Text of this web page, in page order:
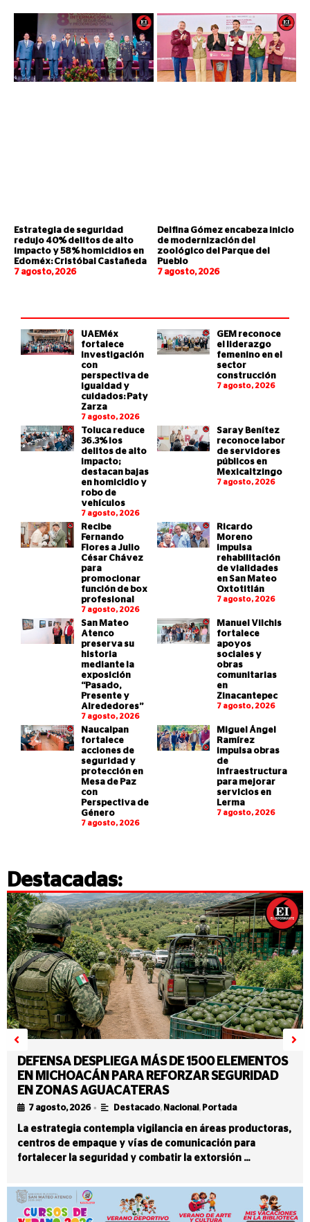
Estrategia de seguridad
redujo 40% delitos de alto
impacto y 58% homicidios en
Edoméx: Cristóbal Castañeda
7 agosto, 2026
Delfina Gómez encabeza inicio
de modernización del
zoológico del Parque del
Pueblo
7 agosto, 2026
UAEMéx
fortalece
investigación
con
perspectiva de
igualdad y
cuidados: Paty
Zarza
7 agosto, 2026
GEM reconoce
el liderazgo
femenino en el
sector
construcción
7 agosto, 2026
Toluca reduce
36.3% los
delitos de alto
impacto;
destacan bajas
en homicidio y
robo de
vehículos
7 agosto, 2026
Saray Benítez
reconoce labor
de servidores
públicos en
Mexicaltzingo
7 agosto, 2026
Recibe
Fernando
Flores a Julio
César Chávez
para
promocionar
función de box
profesional
7 agosto, 2026
Ricardo
Moreno
impulsa
rehabilitación
de vialidades
en San Mateo
Oxtotitlán
7 agosto, 2026
San Mateo
Atenco
preserva su
historia
mediante la
exposición
“Pasado,
Presente y
Alrededores”
7 agosto, 2026
Manuel Vilchis
fortalece
apoyos
sociales y
obras
comunitarias
en
Zinacantepec
7 agosto, 2026
Naucalpan
fortalece
acciones de
seguridad y
protección en
Mesa de Paz
con
Perspectiva de
Género
7 agosto, 2026
Miguel Ángel
Ramírez
impulsa obras
de
infraestructura
para mejorar
servicios en
Lerma
7 agosto, 2026
Destacadas:
DEFENSA DESPLIEGA MÁS DE 1500 ELEMENTOS
EN MICHOACÁN PARA REFORZAR SEGURIDAD
EN ZONAS AGUACATERAS
7 agosto, 2026 • Destacado, Nacional , Portada
La estrategia contempla vigilancia en áreas productoras,
centros de empaque y vías de comunicación para
fortalecer la seguridad y combatir la extorsión …